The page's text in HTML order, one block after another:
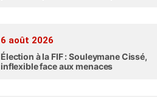
6 août 2026
Élection à la FIF : Souleymane Cissé,
inflexible face aux menaces